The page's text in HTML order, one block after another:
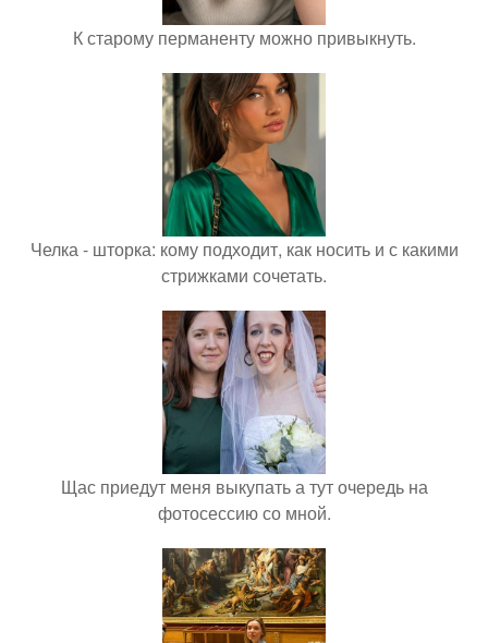
К старому перманенту можно привыкнуть.
Челка - шторка: кому подходит, как носить и с какими
стрижками сочетать.
Щас приедут меня выкупать а тут очередь на
фотосессию со мной.